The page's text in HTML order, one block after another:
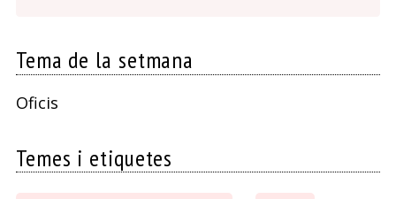
Tema de la setmana
Oficis
Temes i etiquetes